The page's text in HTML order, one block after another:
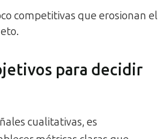
competitivas que erosionan el
para decidir
cualitativas, es